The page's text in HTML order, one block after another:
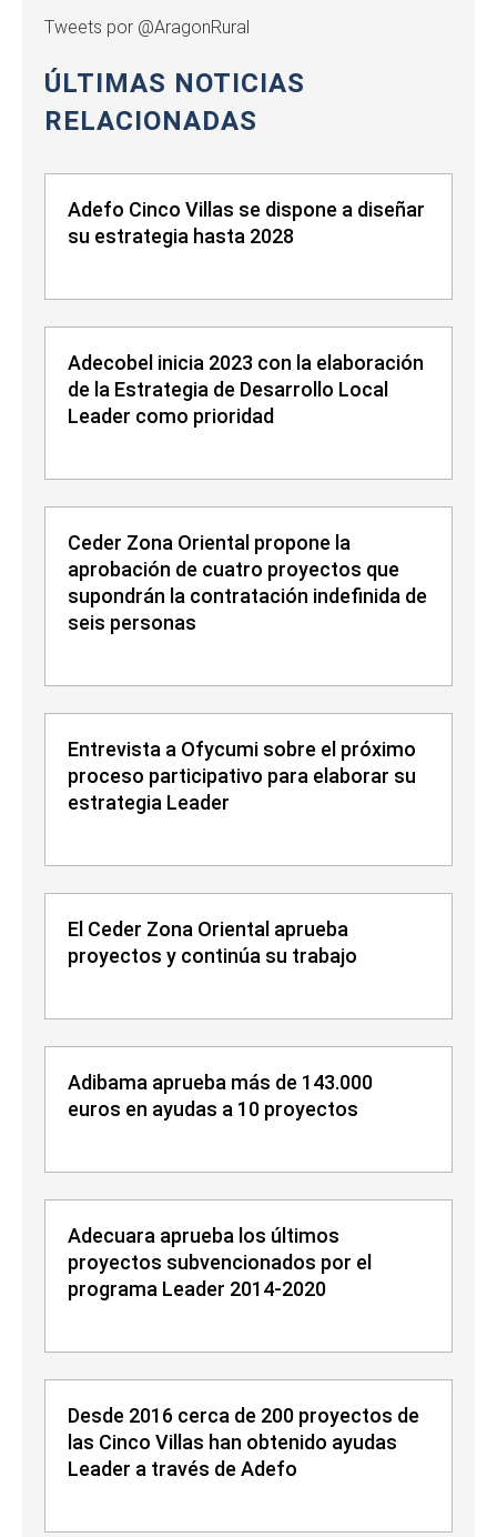
Tweets por @AragonRural
ÚLTIMAS NOTICIAS
RELACIONADAS
Adefo Cinco Villas se dispone a diseñar
su estrategia hasta 2028
Adecobel inicia 2023 con la elaboración
de la Estrategia de Desarrollo Local
Leader como prioridad
Ceder Zona Oriental propone la
aprobación de cuatro proyectos que
supondrán la contratación indefinida de
seis personas
Entrevista a Ofycumi sobre el próximo
proceso participativo para elaborar su
estrategia Leader
El Ceder Zona Oriental aprueba
proyectos y continúa su trabajo
Adibama aprueba más de 143.000
euros en ayudas a 10 proyectos
Adecuara aprueba los últimos
proyectos subvencionados por el
programa Leader 2014-2020
Desde 2016 cerca de 200 proyectos de
las Cinco Villas han obtenido ayudas
Leader a través de Adefo